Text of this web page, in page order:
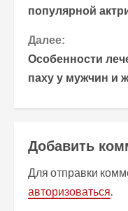
о
д
о
л
и
т
популярной
Далее:
Особенности
паху у мужчин и
Добавить
Для отправки
авторизоваться.